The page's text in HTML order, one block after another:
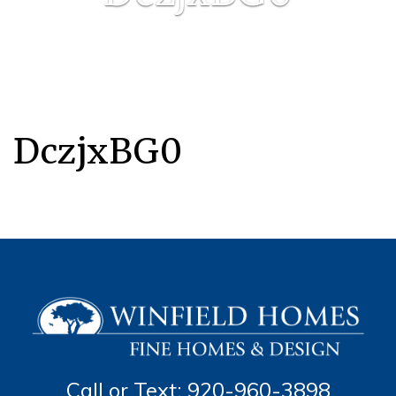
DczjxBG0
Call or Text: 920-960-3898